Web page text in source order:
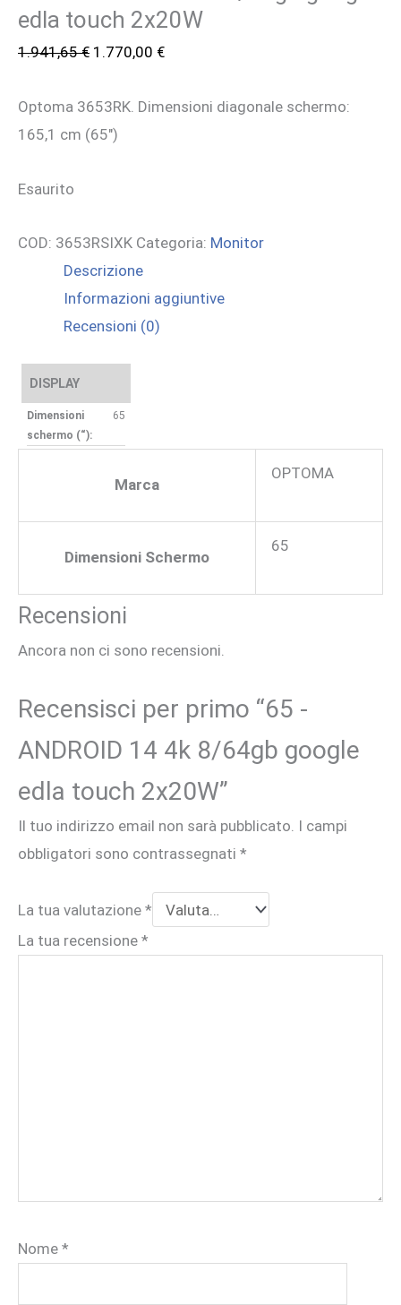
edla touch 2x20W
1.941,65€ Il
originale
era:
1.770,00 €Il
attuale
Optoma 3653RK. Dimensioni diagonale schermo:
165,1 cm (65″)
Esaurito
COD: 3653RSIXK Categoria: Monitor
Descrizione
Informazioni aggiuntive
Recensioni (0)
DISPLAY
Dimensioni
schermo (“):
65
Marca
OPTOMA
Dimensioni Schermo
65
Recensioni
Ancora non ci sono recensioni.
Recensisci per primo “65 -
ANDROID 14 4k 8/64gb google
edla touch 2x20W”
Il tuo indirizzo email non sarà pubblicato. I campi
obbligatori sono contrassegnati *
La tua valutazione *
La tua recensione *
Nome *